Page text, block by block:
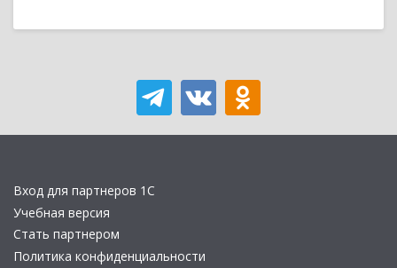
Вход для партнеров 1С
Учебная версия
Стать партнером
Политика конфиденциальности